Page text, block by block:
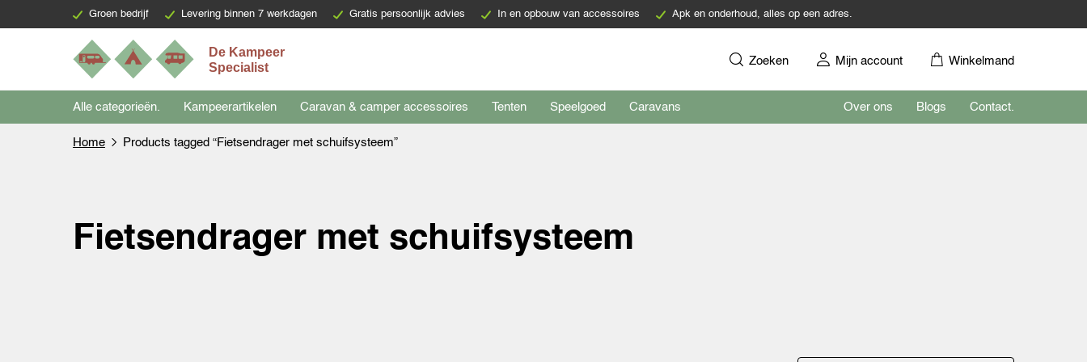
Groen bedrijf Levering binnen 7 werkdagen Gratis persoonlijk advies In en opbouw van accessoires Apk en onderhoud, alles op een adres.
Zoeken Mijn account Winkelmand
Alle categorieën. Kampeerartikelen Caravan & camper accessoires Tenten Speelgoed Caravans Over ons Blogs Contact.
Home Products tagged “Fietsendrager met schuifsysteem”
Fietsendrager met schuifsysteem